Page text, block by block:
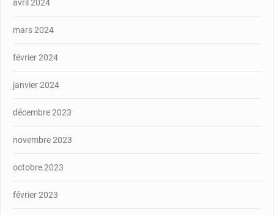
avril 2024
mars 2024
février 2024
janvier 2024
décembre 2023
novembre 2023
octobre 2023
février 2023